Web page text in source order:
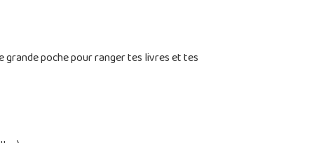
grande poche pour ranger tes livres et tes